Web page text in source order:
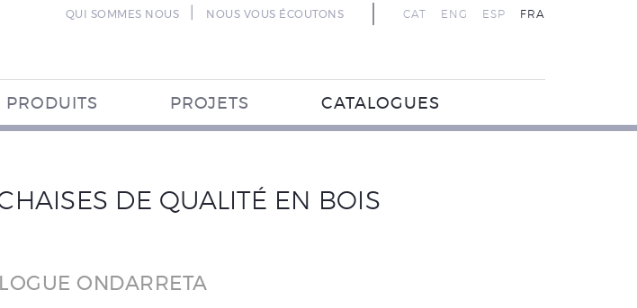
CAT ENG ESP FRA
QUI SOMMES NOUS NOUS VOUS ÉCOUTONS
PRODUITS PROJETS CATALOGUES
DE QUALITÉ EN BOIS
ONDARRETA